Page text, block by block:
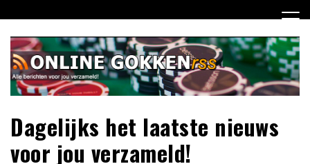
naar
inhoud
Dagelijks het laatste nieuws
voor jou verzameld!